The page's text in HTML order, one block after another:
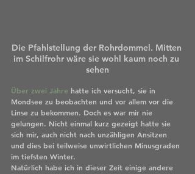
Die Pfahlstellung der Rohrdommel. Mitten
im Schilfrohr wäre sie wohl kaum noch zu
sehen
Über zwei Jahre hatte ich versucht, sie in
Mondsee zu beobachten und vor allem vor die
Linse zu bekommen. Doch es war mir nie
gelungen. Nicht einmal kurz gezeigt hatte sie
sich mir, auch nicht nach unzähligen Ansitzen
und dies bei teilweise unwirtlichen Minusgraden
im tiefsten Winter.
Natürlich habe ich in dieser Zeit einige andere